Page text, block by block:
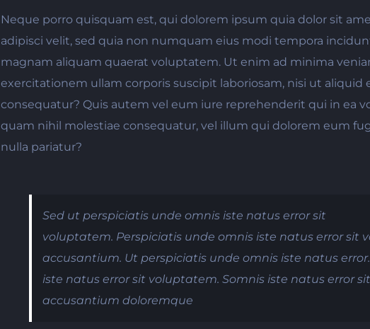
Neque porro quisquam est, qui dolorem ipsum quia dolor sit
adipisci velit, sed quia non numquam eius modi tempora
magnam aliquam quaerat voluptatem. Ut enim ad minima
exercitationem ullam corporis suscipit laboriosam, nisi ut aliquid
consequatur? Quis autem vel eum iure reprehenderit qui in ea
quam nihil molestiae consequatur, vel illum qui dolorem eum
nulla pariatur?
Sed ut perspiciatis unde omnis iste natus error sit
voluptatem. Perspiciatis unde omnis iste natus error sit
accusantium. Ut perspiciatis unde omnis iste natus
iste natus error sit voluptatem. Somnis iste natus error
accusantium doloremque